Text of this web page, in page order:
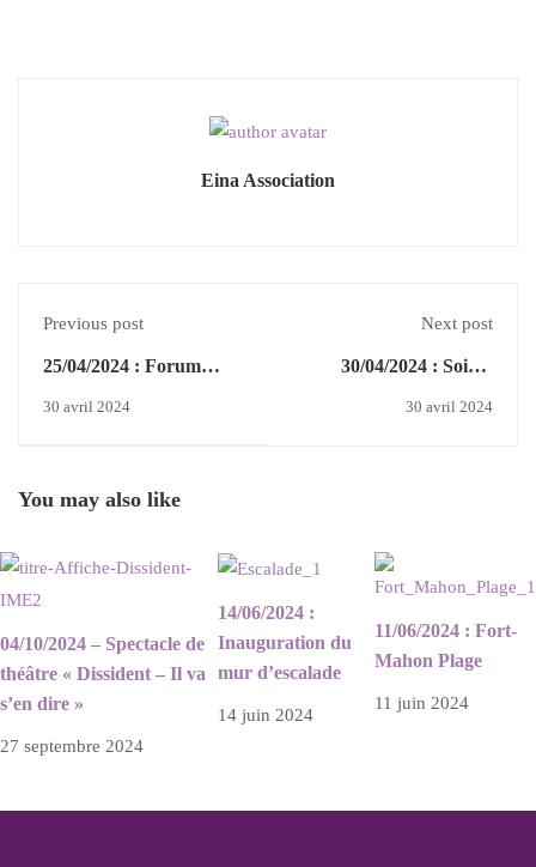
Eina Association
Previous post
25/04/2024 : Forum
30 avril 2024
Next post
30/04/2024 : Soirée
30 avril 2024
You may also like
04/10/2024 – Spectacle de
théâtre « Dissident – Il va
s’en dire »
27 septembre 2024
14/06/2024 :
Inauguration du
mur d’escalade
14 juin 2024
11/06/2024 : Fort-
Mahon Plage
11 juin 2024